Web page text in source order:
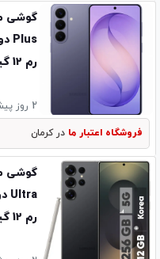
رم 12 گیگابایت - ویتنام
2 روز پیش
فروشگاه اعتبار ما در کرمان
رم 12 گیگابایت - پک کره